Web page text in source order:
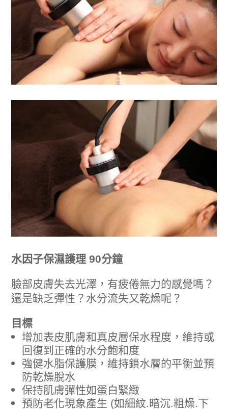
水因子保濕護理 90分鐘
臉部皮膚失去光澤，有疲倦無力的感覺嗎？
還是缺乏彈性？水分流失又乾燥呢 ？
目標
增加表皮肌膚和真皮層保水程度，維持或
回復到正確的水分飽和度
強健水脂保護膜，維持鎖水層的平衡並預
防乾燥脫水
保持肌膚彈性如蛋白緊緻
預防老化現象產生 (如細紋.暗沉.粗燥.下